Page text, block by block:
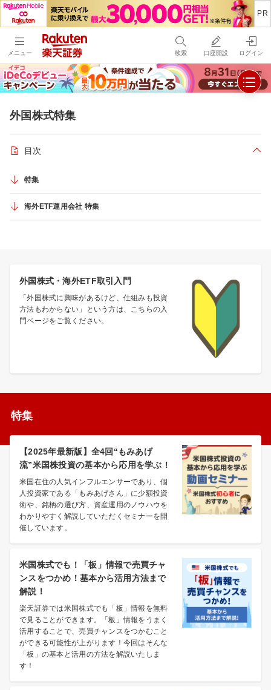
メニュー 検索 口座開設 ログイン
外国株式特集
目次
特集
海外ETF運用会社 特集
外国株式・海外ETF取引入門
「外国株式に興味があるけど、仕組みも投資
方法もわからない」という方は、こちらの入
門ページをご覧ください。
特集
【2025年最新版】全4回“もみあげ
流”米国株投資の基本から応用を学ぶ！
米国在住の人気インフルエンサーであり、個
人投資家である「もみあげさん」に少額投資
術や、銘柄の選び方、資産運用のノウハウを
わかりやすく解説していただくセミナーを開
催しています。
米国株式でも！「板」情報で売買チャ
ンスをつかめ！基本から活用方法まで
解説！
楽天証券では米国株式でも「板」情報を無料
で見ることができます。「板」情報をうまく
活用することで、売買チャンスをつかむこと
ができる可能性が上がります！今回はそんな
「板」の基本と活用の方法を解説いたしま
す！